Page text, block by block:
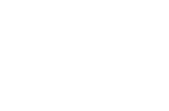
város szívében található, így
úton. A szálloda igényes
töltött időt.